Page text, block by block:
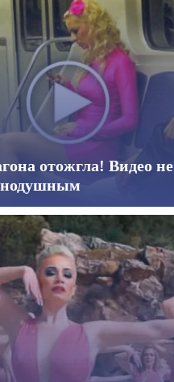
отожгла! Видео не